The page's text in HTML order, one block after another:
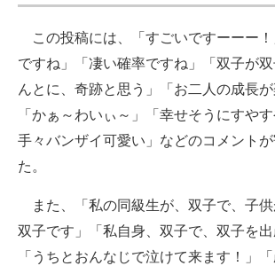
この投稿には、「すごいですーーー
ですね」「凄い確率ですね」「双子が
んとに、奇跡と思う」「お二人の成長が
「かぁ～わいぃ～」「幸せそうにすや
手々バンザイ可愛い」などのコメント
た。
また、「私の同級生が、双子で、子供
双子です」「私自身、双子で、双子を出
「うちとおんなじで泣けて来ます！」